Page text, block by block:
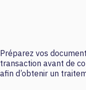
Préparez vos
transaction avant de
afin d’obtenir un